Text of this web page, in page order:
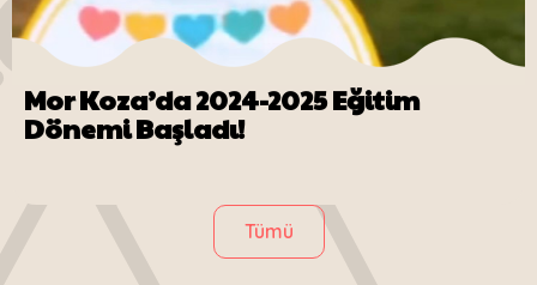
Mor Koza’da 2024-2025 Eğitim
Dönemi Başladı!
Tümü